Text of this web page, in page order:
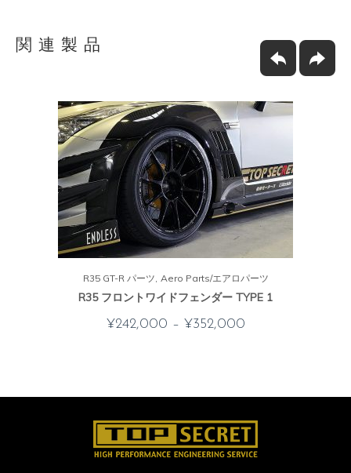
関連製品
R35 GT-R パーツ Aero Parts/エアロパーツ
R35 フロントワイドフェンダー TYPE 1
¥242,000 – ¥352,000